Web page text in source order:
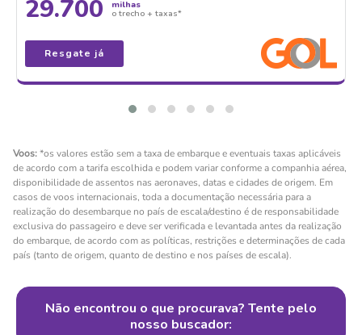
29.700 milhas
o trecho + taxas*
Resgate já
Voos:*os valores estão sem a taxa de embarque e eventuais taxas aplicáveis
de acordo com a tarifa escolhida e podem variar conforme a companhia aérea,
disponibilidade de assentos nas aeronaves, datas e cidades de origem. Em
casos de voos internacionais, toda a documentação necessária para a
realização do desembarque no país de escala/destino é de responsabilidade
exclusiva do passageiro e deve ser verificada e levantada antes da realização
do embarque, de acordo com as políticas, restrições e determinações de cada
país (tanto de origem, quanto de destino e nos países de escala).
Não encontrou o que procurava? Tente pelo
nosso buscador: